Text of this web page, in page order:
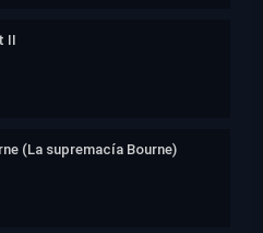
II
(La supremacía Bourne)